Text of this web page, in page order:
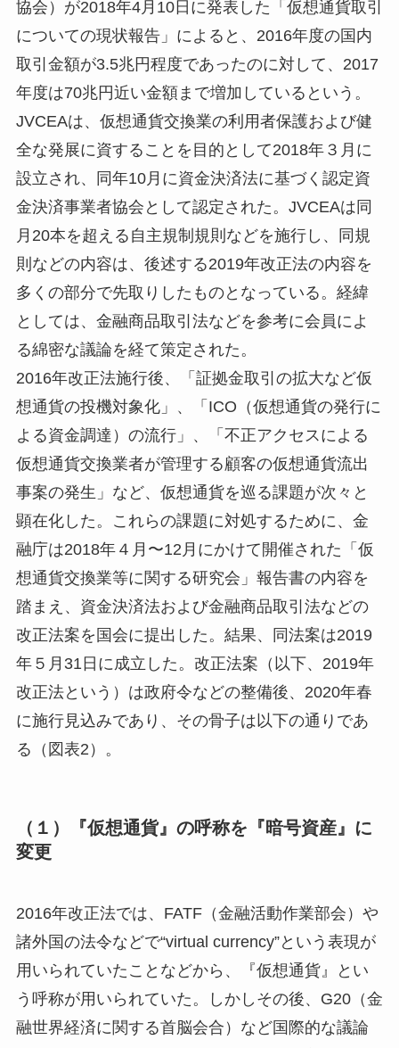
協会）が2018年4月10日に発表した「仮想通貨取引
についての現状報告」によると、2016年度の国内
取引金額が3.5兆円程度であったのに対して、2017
年度は70兆円近い金額まで増加しているという。
JVCEAは、仮想通貨交換業の利用者保護および健
全な発展に資することを目的として2018年３月に
設立され、同年10月に資金決済法に基づく認定資
金決済事業者協会として認定された。JVCEAは同
月20本を超える自主規制規則などを施行し、同規
則などの内容は、後述する2019年改正法の内容を
多くの部分で先取りしたものとなっている。経緯
としては、金融商品取引法などを参考に会員によ
る綿密な議論を経て策定された。
2016年改正法施行後、「証拠金取引の拡大など仮
想通貨の投機対象化」、「ICO（仮想通貨の発行に
よる資金調達）の流行」、「不正アクセスによる
仮想通貨交換業者が管理する顧客の仮想通貨流出
事案の発生」など、仮想通貨を巡る課題が次々と
顕在化した。これらの課題に対処するために、金
融庁は2018年４月〜12月にかけて開催された「仮
想通貨交換業等に関する研究会」報告書の内容を
踏まえ、資金決済法および金融商品取引法などの
改正法案を国会に提出した。結果、同法案は2019
年５月31日に成立した。改正法案（以下、2019年
改正法という）は政府令などの整備後、2020年春
に施行見込みであり、その骨子は以下の通りであ
る（図表2）。
（１）『仮想通貨』の呼称を『暗号資産』に
変更
2016年改正法では、FATF（金融活動作業部会）や
諸外国の法令などで“virtual currency”という表現が
用いられていたことなどから、『仮想通貨』とい
う呼称が用いられていた。しかしその後、G20（金
融世界経済に関する首脳会合）など国際的な議論